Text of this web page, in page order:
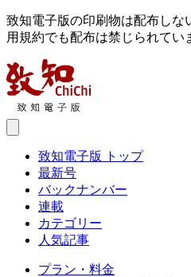
致知電子版の印刷物は配布しな
用規約でも配布は禁じられてい
致知電子版 トップ
最新号
バックナンバー
連載
カテゴリー
人気記事
プラン・料金